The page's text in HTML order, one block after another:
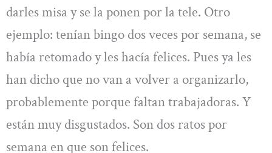
darles misa y se la ponen por la tele. Otro
ejemplo: tenían bingo dos veces por semana, se
había retomado y les hacía felices. Pues ya les
han dicho que no van a volver a organizarlo,
probablemente porque faltan trabajadoras. Y
están muy disgustados. Son dos ratos por
semana en que son felices.